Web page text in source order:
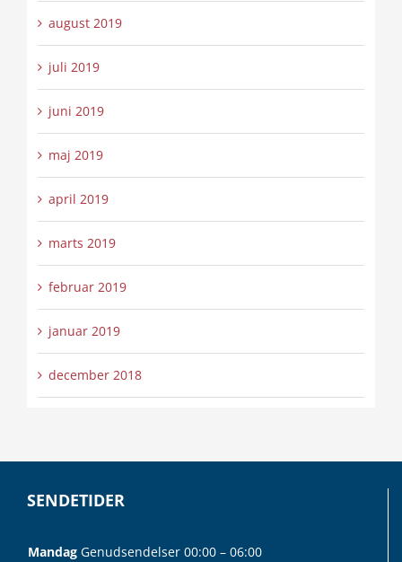
august 2019
juli 2019
juni 2019
maj 2019
april 2019
marts 2019
februar 2019
januar 2019
december 2018
SENDETIDER
Mandag Genudsendelser 00:00 – 06:00